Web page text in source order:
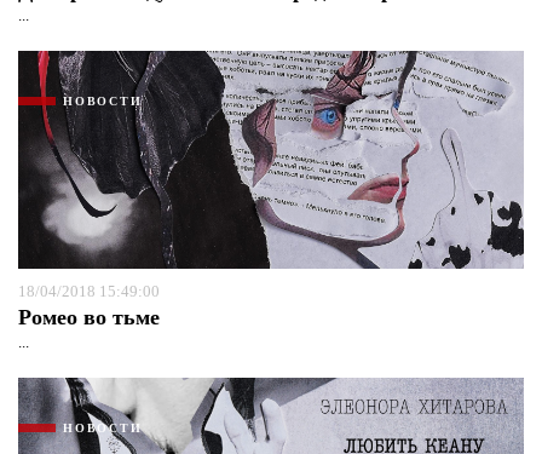
...
НОВОСТИ
18/04/2018 15:49:00
Ромео во тьме
...
НОВОСТИ